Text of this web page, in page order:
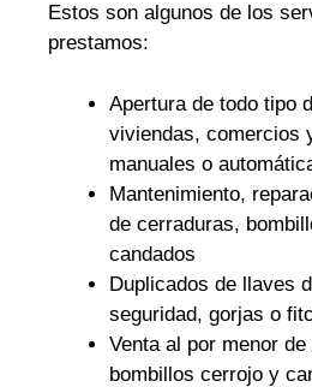
Estos son algunos de los
prestamos:
Apertura de todo tipo
viviendas, comercios
manuales o
Mantenimiento,
de cerraduras,
candados
Duplicados de llaves
seguridad, gorjas o
Venta al por menor
bombillos cerrojo y